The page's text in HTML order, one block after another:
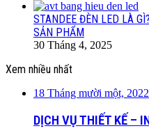
STANDEE ĐÈN LED LÀ
SẢN PHẨM
30 Tháng 4, 2025
Xem nhiều nhất
18 Tháng mười một, 2022
DỊCH VỤ THIẾT KẾ –